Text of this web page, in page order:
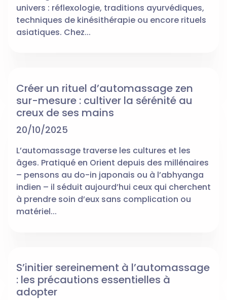
univers : réflexologie, traditions ayurvédiques,
techniques de kinésithérapie ou encore rituels
asiatiques. Chez...
Créer un rituel d’automassage zen
sur-mesure : cultiver la sérénité au
creux de ses mains
20/10/2025
L’automassage traverse les cultures et les
âges. Pratiqué en Orient depuis des millénaires
– pensons au do-in japonais ou à l’abhyanga
indien – il séduit aujourd’hui ceux qui cherchent
à prendre soin d’eux sans complication ou
matériel...
S’initier sereinement à l’automassage
: les précautions essentielles à
adopter